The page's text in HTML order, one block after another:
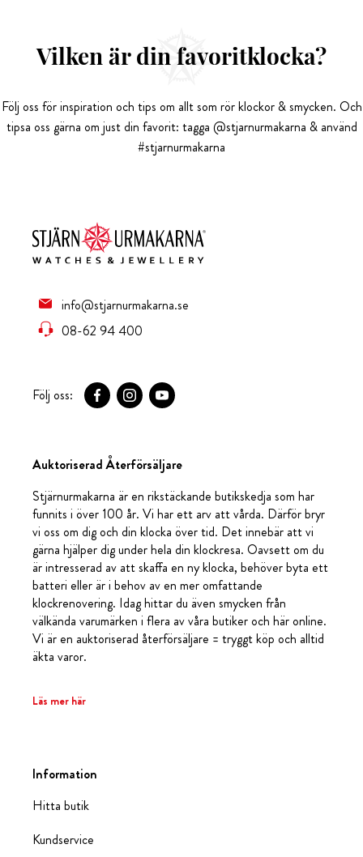
Vilken är din favoritklocka?
Följ oss för inspiration och tips om allt som rör klockor & smycken. Och
tipsa oss gärna om just din favorit: tagga @stjarnurmakarna & använd
#stjarnurmakarna
info@stjarnurmakarna.se
08-62 94 400
Följ oss:
Auktoriserad Återförsäljare
Stjärnurmakarna är en rikstäckande butikskedja som har
funnits i över 100 år. Vi har ett arv att vårda. Därför bryr
vi oss om dig och din klocka över tid. Det innebär att vi
gärna hjälper dig under hela din klockresa. Oavsett om du
är intresserad av att skaffa en ny klocka, behöver byta ett
batteri eller är i behov av en mer omfattande
klockrenovering. Idag hittar du även smycken från
välkända varumärken i flera av våra butiker och här online.
Vi är en auktoriserad återförsäljare = tryggt köp och alltid
äkta varor.
Läs mer här
Information
Hitta butik
Kundservice